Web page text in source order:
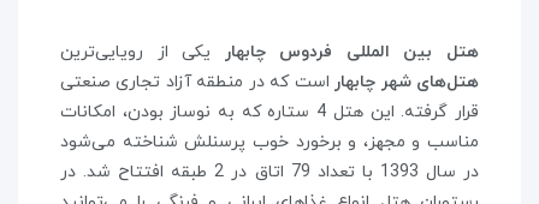
هتل بین المللی فردوس چابهار یکی از رویایی‌ترین
هتل‌های شهر چابهار است که در منطقه آزاد تجاری صنعتی
قرار گرفته. این هتل 4 ستاره که به نوساز بودن، امکانات
مناسب و مجهز، و برخورد خوب پرسنلش شناخته می‌شود
در سال 1393 با تعداد 79 اتاق در 2 طبقه افتتاح شد. در